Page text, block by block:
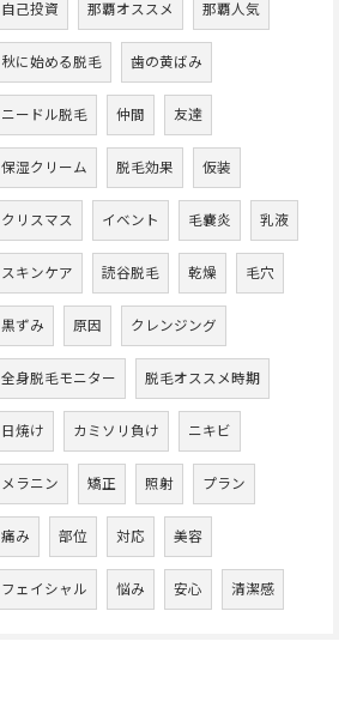
自己投資 那覇オススメ 那覇人気
秋に始める脱毛 歯の黄ばみ
ニードル脱毛 仲間 友達
保湿クリーム 脱毛効果 仮装
クリスマス イベント 毛嚢炎 乳液
スキンケア 読谷脱毛 乾燥 毛穴
黒ずみ 原因 クレンジング
全身脱毛モニター 脱毛オススメ時期
日焼け カミソリ負け ニキビ
メラニン 矯正 照射 プラン
痛み 部位 対応 美容
フェイシャル 悩み 安心 清潔感